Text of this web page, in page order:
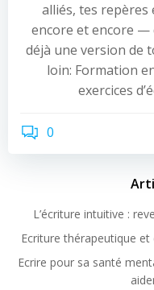
alliés, tes repères
encore et encore —
déjà une version de
loin: Formation
exercices
0
L’écriture intuitive :
Ecriture thérapeutique et
Ecrire pour sa santé